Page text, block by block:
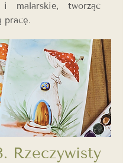
i malarskie, tworząc
pracę.
Rzeczywisty